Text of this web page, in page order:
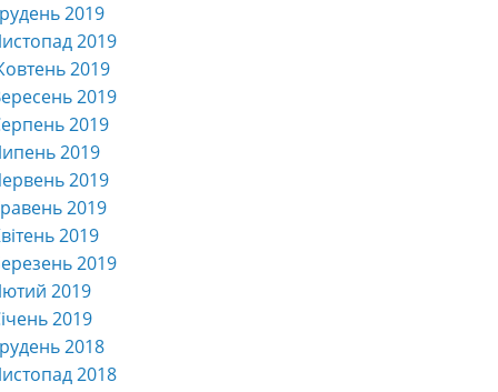
2019
2019
2019
2019
2019
2019
2019
2019
2019
2019
2019
2019
2018
2018